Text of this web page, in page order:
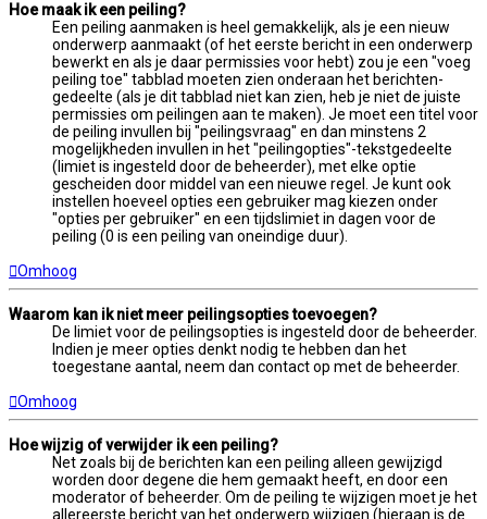
Hoe maak ik een peiling?
Een peiling aanmaken is heel gemakkelijk, als je een nieuw
onderwerp aanmaakt (of het eerste bericht in een onderwerp
bewerkt en als je daar permissies voor hebt) zou je een "voeg
peiling toe" tabblad moeten zien onderaan het berichten-
gedeelte (als je dit tabblad niet kan zien, heb je niet de juiste
permissies om peilingen aan te maken). Je moet een titel voor
de peiling invullen bij "peilingsvraag" en dan minstens 2
mogelijkheden invullen in het "peilingopties"-tekstgedeelte
(limiet is ingesteld door de beheerder), met elke optie
gescheiden door middel van een nieuwe regel. Je kunt ook
instellen hoeveel opties een gebruiker mag kiezen onder
"opties per gebruiker" en een tijdslimiet in dagen voor de
peiling (0 is een peiling van oneindige duur).
Omhoog
Waarom kan ik niet meer peilingsopties toevoegen?
De limiet voor de peilingsopties is ingesteld door de beheerder.
Indien je meer opties denkt nodig te hebben dan het
toegestane aantal, neem dan contact op met de beheerder.
Omhoog
Hoe wijzig of verwijder ik een peiling?
Net zoals bij de berichten kan een peiling alleen gewijzigd
worden door degene die hem gemaakt heeft, en door een
moderator of beheerder. Om de peiling te wijzigen moet je het
allereerste bericht van het onderwerp wijzigen (hieraan is de